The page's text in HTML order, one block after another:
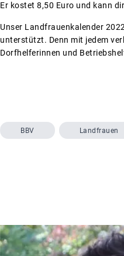
Er kostet 8,50 Euro und kann
Unser Landfrauenkalender
unterstützt. Denn mit jedem
Dorfhelferinnen und
BBV Landfrauen